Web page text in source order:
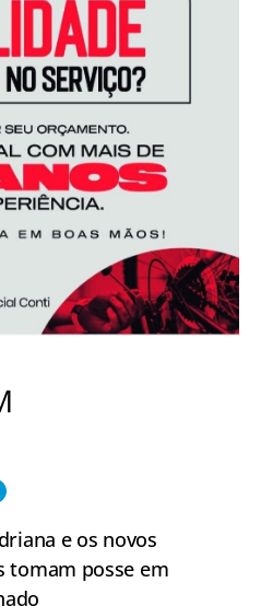
e os novos
tomam posse em